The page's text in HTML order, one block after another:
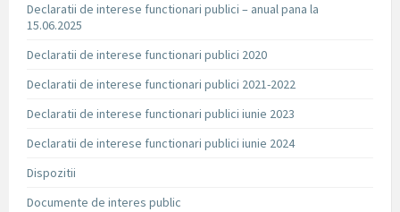
Declaratii de interese functionari publici – anual pana la
15.06.2025
Declaratii de interese functionari publici 2020
Declaratii de interese functionari publici 2021-2022
Declaratii de interese functionari publici iunie 2023
Declaratii de interese functionari publici iunie 2024
Dispozitii
Documente de interes public